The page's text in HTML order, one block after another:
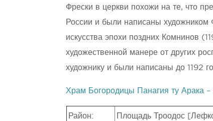
Фрески в церкви похожи на те, что
России и были написаны художником
искусства эпохи поздних Комнинов
художественной манере от других
художнику и были написаны до 1192
Храм Богородицы Панагия ту Арака –
Район: Площадь Троодос